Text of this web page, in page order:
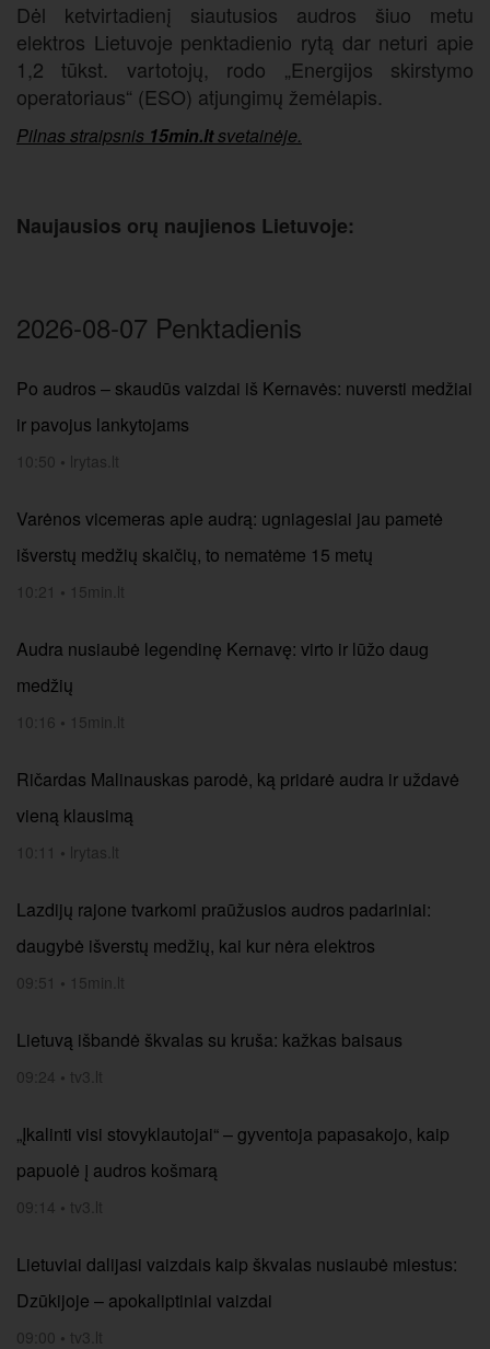
Dėl ketvirtadienį siautusios audros šiuo metu
elektros Lietuvoje penktadienio rytą dar neturi apie
1,2 tūkst. vartotojų, rodo „Energijos skirstymo
operatoriaus“ (ESO) atjungimų žemėlapis.
Pilnas straipsnis 15min.ltsvetainėje.
Naujausios orų naujienos Lietuvoje:
2026-08-07 Penktadienis
Po audros – skaudūs vaizdai iš Kernavės: nuversti medžiai
ir pavojus lankytojams
10:50 • lrytas.lt
Varėnos vicemeras apie audrą: ugniagesiai jau pametė
išverstų medžių skaičių, to nematėme 15 metų
10:21 • 15min.lt
Audra nusiaubė legendinę Kernavę: virto ir lūžo daug
medžių
10:16 • 15min.lt
Ričardas Malinauskas parodė, ką pridarė audra ir uždavė
vieną klausimą
10:11 • lrytas.lt
Lazdijų rajone tvarkomi praūžusios audros padariniai:
daugybė išverstų medžių, kai kur nėra elektros
09:51 • 15min.lt
Lietuvą išbandė škvalas su kruša: kažkas baisaus
09:24 • tv3.lt
„Įkalinti visi stovyklautojai“ – gyventoja papasakojo, kaip
papuolė į audros košmarą
09:14 • tv3.lt
Lietuviai dalijasi vaizdais kaip škvalas nusiaubė miestus:
Dzūkijoje – apokaliptiniai vaizdai
09:00 • tv3.lt